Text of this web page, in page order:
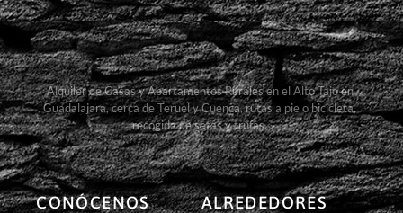
Alquiler de Casas y Apartamentos Rurales en el Alto Tajo en
Guadalajara, cerca de Teruel y Cuenca, rutas a pie o bicicleta,
recogida de setas y trufas.
CONÓCENOS ALREDEDORES